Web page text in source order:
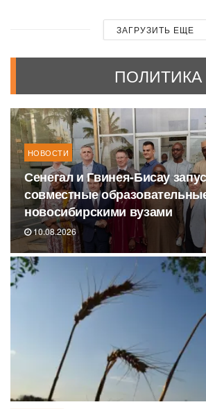
ЗАГРУЗИТЬ ЕЩЕ
ПОЛИТИКА
НОВОСТИ
Сенегал и Гвинея-Бисау
совместные
новосибирскими вузами
10.08.2026